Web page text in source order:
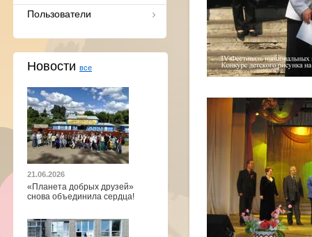
Пользователи
Новости все
21.06.2026
«Планета добрых друзей»
снова объединила сердца!